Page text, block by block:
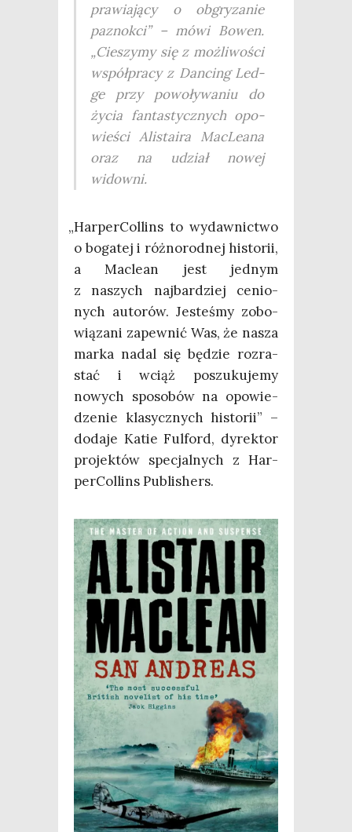
pra­wia­ją­cy o obgry­za­nie
paznok­ci” – mówi Bowen.
„Cie­szy­my się z moż­li­wo­ści
współ­pra­cy z Dan­cing Led­
ge przy powo­ły­wa­niu do
życia fan­ta­stycz­nych opo­
wie­ści Ali­sta­ira Mac­Le­ana
oraz na udział nowej
widowni.
„Har­per­Col­lins to wydaw­nic­two
o boga­tej i róż­no­rod­nej histo­rii,
a Mac­le­an jest jed­nym
z naszych naj­bar­dziej cenio­
nych auto­rów. Jeste­śmy zobo­
wią­za­ni zapew­nić Was, że nasza
mar­ka nadal się będzie roz­ra­
stać i wciąż poszu­ku­je­my
nowych spo­so­bów na opo­wie­
dze­nie kla­sycz­nych histo­rii” –
doda­je Katie Ful­ford, dyrek­tor
pro­jek­tów spe­cjal­nych z Har­
per­Col­lins Publishers.